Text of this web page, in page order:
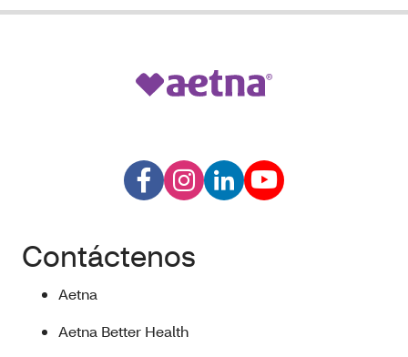
Contáctenos
Aetna
Aetna Better Health